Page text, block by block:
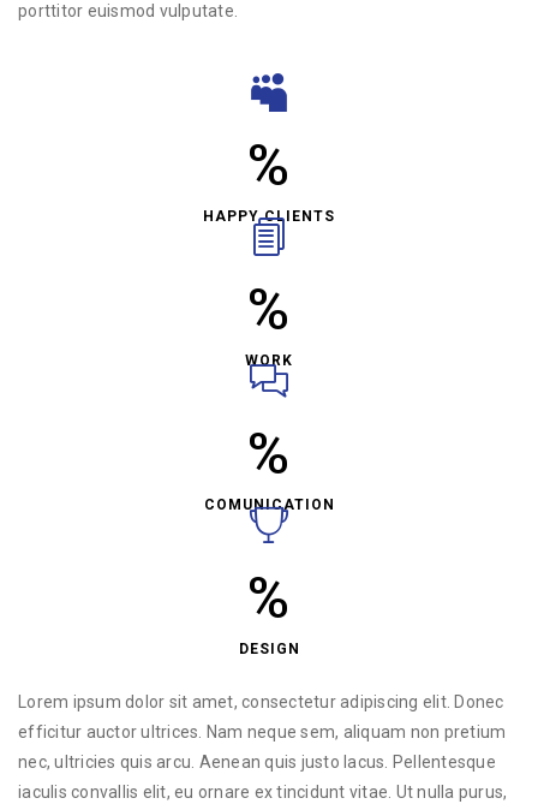
porttitor euismod vulputate.
%
HAPPY CLIENTS
%
WORK
%
COMUNICATION
%
DESIGN
Lorem ipsum dolor sit amet, consectetur adipiscing elit. Donec
efficitur auctor ultrices. Nam neque sem, aliquam non pretium
nec, ultricies quis arcu. Aenean quis justo lacus. Pellentesque
iaculis convallis elit, eu ornare ex tincidunt vitae. Ut nulla purus,